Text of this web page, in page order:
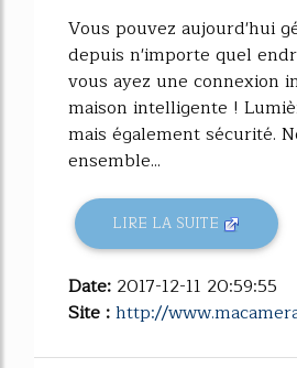
Vous pouvez aujourd'hui
depuis n'importe quel
vous ayez une connexion
maison intelligente !
mais également sécurité.
ensemble...
LIRE LA SUITE
Date: 2017-12-11 20:59:55
Site :http://